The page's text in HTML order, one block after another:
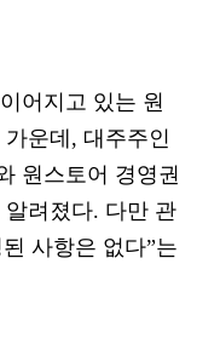
어지고 있는 원
운데, 대주주인
원스토어 경영권
려졌다. 다만 관
사항은 없다”는